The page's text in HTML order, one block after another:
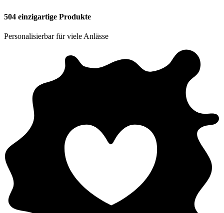
504 einzigartige Produkte
Personalisierbar für viele Anlässe